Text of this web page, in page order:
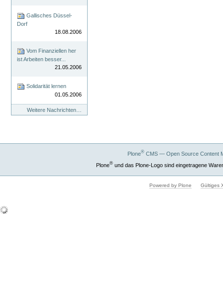
Gallisches Düssel-
Dorf
18.08.2006
Vom Finanziellen her
ist Arbeiten besser...
21.05.2006
Solidarität lernen
01.05.2006
Weitere Nachrichten…
Plone®CMS — Open Source Content
Plone®und das Plone-Logo sind eingetragene
Powered by Plone Gültiges